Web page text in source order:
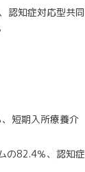
認知症対応型共同
短期入所療養介
の82.4％、認知症